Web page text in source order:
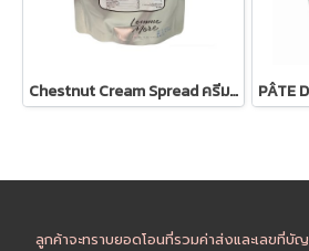
Chestnut Cream Spread ครีมเกาลัด ขนาด 1kg
ลูกค้าจะทราบยอดโอนที่รวมค่าส่งและเลขที่บั